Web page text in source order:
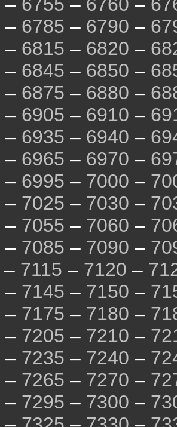
– 6755 – 6760 –
– 6785 – 6790 –
– 6815 – 6820 –
– 6845 – 6850 –
– 6875 – 6880 –
– 6905 – 6910 –
– 6935 – 6940 –
– 6965 – 6970 –
– 6995 – 7000 –
– 7025 – 7030 –
– 7055 – 7060 –
– 7085 – 7090 –
– 7115 – 7120 –
– 7145 – 7150 –
– 7175 – 7180 –
– 7205 – 7210 –
– 7235 – 7240 –
– 7265 – 7270 –
– 7295 – 7300 –